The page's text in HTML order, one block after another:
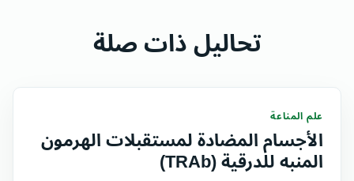
تحاليل ذات صلة
علم المناعة
الأجسام المضادة لمستقبلات الهرمون
المنبه للدرقية (TRAb)